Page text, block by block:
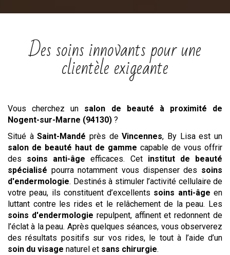
Des soins innovants pour une
clientèle exigeante
Vous cherchez un salon de beauté
à proximité de
Nogent-sur-Marne (94130) ?
Situé àSaint-Mandé près deVincennes, By Lisa est un
salon de beauté haut de gamme capable de vous offrir
des soins anti-âge efficaces. Cet institut de beauté
spécialisé pourra notamment vous dispenser des soins
d'endermologie. Destinés à stimuler l’activité cellulaire de
votre peau, ils constituent d’excellents soins anti-âge en
luttant contre les rides et le relâchement de la peau. Les
soins d'endermologie repulpent, affinent et redonnent de
l’éclat à la peau. Après quelques séances, vous observerez
des résultats positifs sur vos rides, le tout à l’aide d’un
soin du visage naturel et sans chirurgie.